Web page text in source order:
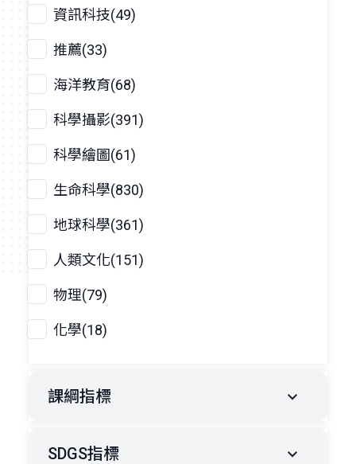
資訊科技(49)
推薦(33)
海洋教育(68)
科學攝影(391)
科學繪圖(61)
生命科學(830)
地球科學(361)
人類文化(151)
物理(79)
化學(18)
課綱指標
SDGS指標